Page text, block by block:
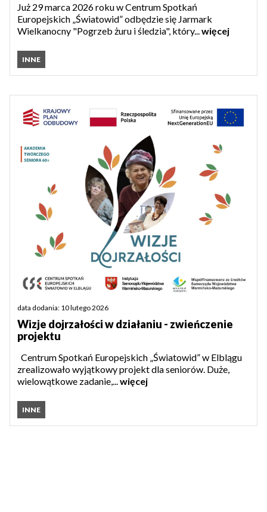
Już 29 marca 2026 roku w Centrum Spotkań
Europejskich „Światowid” odbędzie się Jarmark
Wielkanocny "Pogrzeb żuru i śledzia", który...więcej
INNE
data dodania: 10 lutego 2026
Wizje dojrzałości w działaniu - zwieńczenie
projektu
Centrum Spotkań Europejskich „Światowid” w Elblągu
zrealizowało wyjątkowy projekt dla seniorów. Duże,
wielowątkowe zadanie,...więcej
INNE